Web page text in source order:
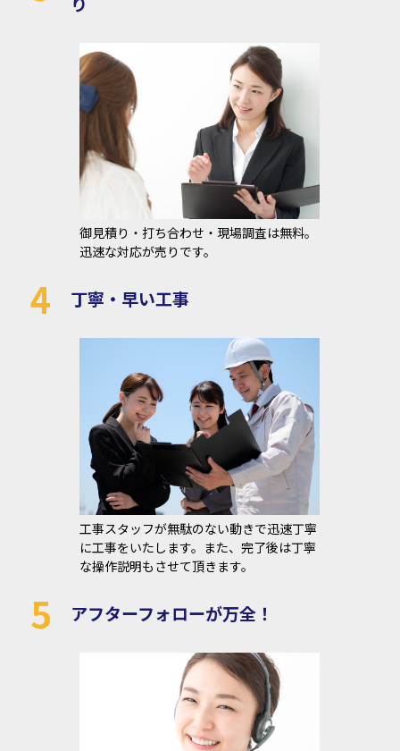
御見積り・打ち合わせ・現場調査は無料。
迅速な対応が売りです。
4 丁寧・早い工事
工事スタッフが無駄のない動きで迅速丁寧
に工事をいたします。また、完了後は丁寧
な操作説明もさせて頂きます。
5 アフターフォローが万全！